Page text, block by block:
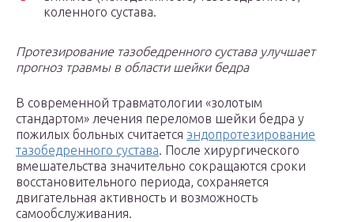
коленного сустава.
Протезирование тазобедренного сустава улучшает
прогноз травмы в области шейки бедра
В современной травматологии «золотым
стандартом» лечения переломов шейки бедра у
пожилых больных считается эндопротезирование
тазобедренного сустава. После хирургического
вмешательства значительно сокращаются сроки
восстановительного периода, сохраняется
двигательная активность и возможность
самообслуживания.